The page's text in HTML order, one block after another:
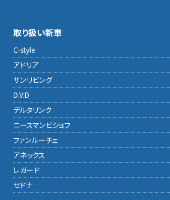
取り扱い新車
C-style
アドリア
サンリビング
D.V.D
デルタリンク
ニースマンビショフ
ファンルーチェ
アネックス
レガード
セドナ